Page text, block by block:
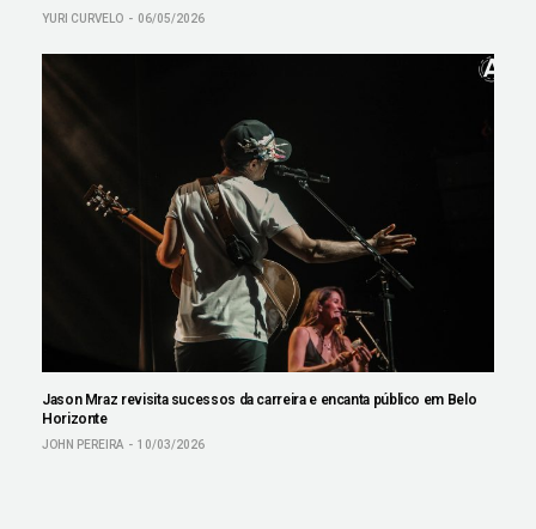
YURI CURVELO 06/05/2026
Jason Mraz revisita sucessos da carreira e encanta público em Belo
Horizonte
JOHN PEREIRA 10/03/2026